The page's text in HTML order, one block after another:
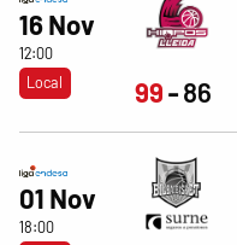
16 Nov
12:00
Local
99 86
01 Nov
18:00